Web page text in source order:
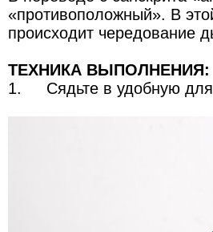
«противоположный». В
происходит чередование
ТЕХНИКА ВЫПОЛНЕНИЯ:
1.
Сядьте в удобную